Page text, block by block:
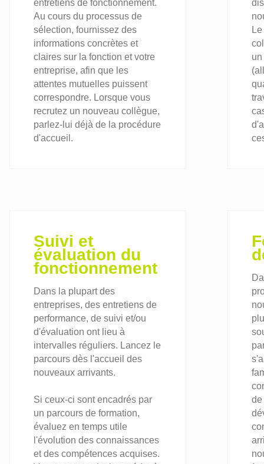
entretiens de fonctionnement.
Au cours du processus de
sélection, fournissez des
informations concrètes et
claires sur la fonction et votre
entreprise, afin que les
attentes mutuelles puissent
correspondre. Lorsque vous
recrutez un nouveau collègue,
parlez-lui déjà de la procédure
d'accueil.
Suivi et
évaluation du
fonctionnement
Dans la plupart des
entreprises, des entretiens de
performance, de suivi et/ou
d'évaluation ont lieu à
intervalles réguliers. Lancez le
parcours dès l'accueil des
nouveaux arrivants.
Si ceux-ci sont encadrés par
un parcours de formation,
évaluez en temps utile
l'évolution des connaissances
et des compétences acquises.
de